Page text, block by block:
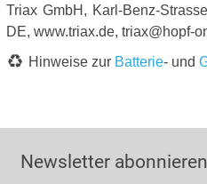
Triax GmbH, Karl-Benz-
DE, www.triax.de, triax@hopf-
Hinweise zur Batterie- und
Newsletter